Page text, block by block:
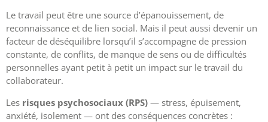
Le travail peut être une source d’épanouissement, de
reconnaissance et de lien social. Mais il peut aussi devenir un
facteur de déséquilibre lorsqu’il s’accompagne de pression
constante, de conflits, de manque de sens ou de difficultés
personnelles ayant petit à petit un impact sur le travail du
collaborateur.
Les risques psychosociaux (RPS) — stress, épuisement,
anxiété, isolement — ont des conséquences concrètes :